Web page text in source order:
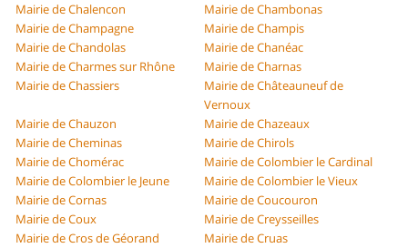
Mairie de Chalencon
Mairie de Chambonas
Mairie de Champagne
Mairie de Champis
Mairie de Chandolas
Mairie de Chanéac
Mairie de Charmes sur Rhône
Mairie de Charnas
Mairie de Chassiers
Mairie de Châteauneuf de
Vernoux
Mairie de Chauzon
Mairie de Chazeaux
Mairie de Cheminas
Mairie de Chirols
Mairie de Chomérac
Mairie de Colombier le Cardinal
Mairie de Colombier le Jeune
Mairie de Colombier le Vieux
Mairie de Cornas
Mairie de Coucouron
Mairie de Coux
Mairie de Creysseilles
Mairie de Cros de Géorand
Mairie de Cruas